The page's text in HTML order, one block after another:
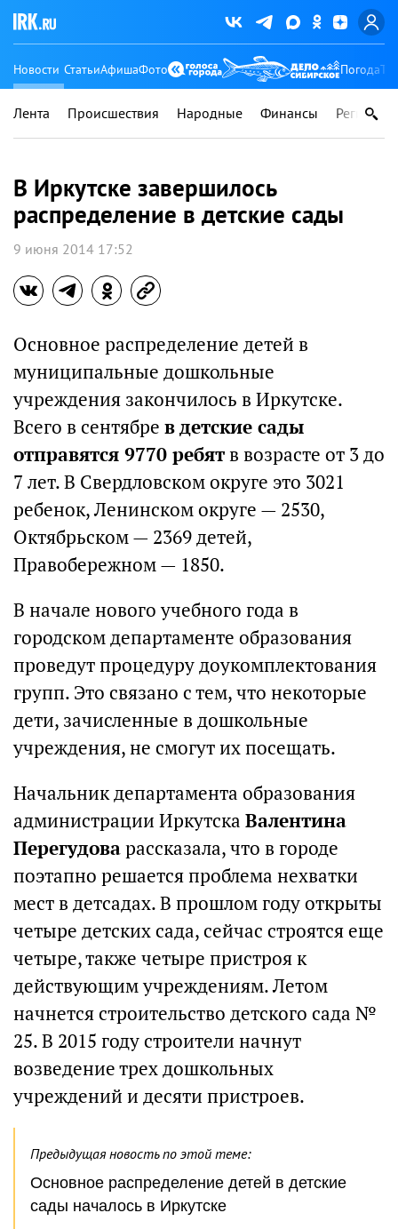
Новости СтатьиАфишаФото Погода
Лента Происшествия Народные Финансы Регионы
В Иркутске завершилось
распределение в детские сады
9 июня 2014 17:52
Основное распределение детей в
муниципальные дошкольные
учреждения закончилось в Иркутске.
Всего в сентябре в детские сады
отправятся 9770 ребятв возрасте от 3 до
7 лет. В Свердловском округе это 3021
ребенок, Ленинском округе — 2530,
Октябрьском — 2369 детей,
Правобережном — 1850.
В начале нового учебного года в
городском департаменте образования
проведут процедуру доукомплектования
групп. Это связано с тем, что некоторые
дети, зачисленные в дошкольные
учреждения, не смогут их посещать.
Начальник департамента образования
администрации Иркутска Валентина
Перегудоварассказала, что в городе
поэтапно решается проблема нехватки
мест в детсадах. В прошлом году открыты
четыре детских сада, сейчас строятся еще
четыре, также четыре пристроя к
действующим учреждениям. Летом
начнется строительство детского сада №
25. В 2015 году строители начнут
возведение трех дошкольных
учреждений и десяти пристроев.
Предыдущая новость по этой теме:
Основное распределение детей в детские
сады началось в Иркутске